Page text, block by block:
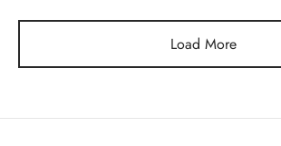
Load More